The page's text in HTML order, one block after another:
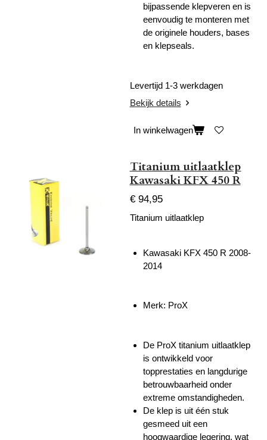
bijpassende klepveren en is
eenvoudig te monteren met
de originele houders, bases
en klepseals.
Levertijd 1-3 werkdagen
Bekijk details
In winkelwagen
Titanium uitlaatklep
Kawasaki KFX 450 R
€ 94,95
Titanium uitlaatklep
Kawasaki KFX 450 R 2008-
2014
Merk: ProX
De ProX titanium uitlaatklep
is ontwikkeld voor
topprestaties en langdurige
betrouwbaarheid onder
extreme omstandigheden.
De klep is uit één stuk
gesmeed uit een
hoogwaardige legering, wat